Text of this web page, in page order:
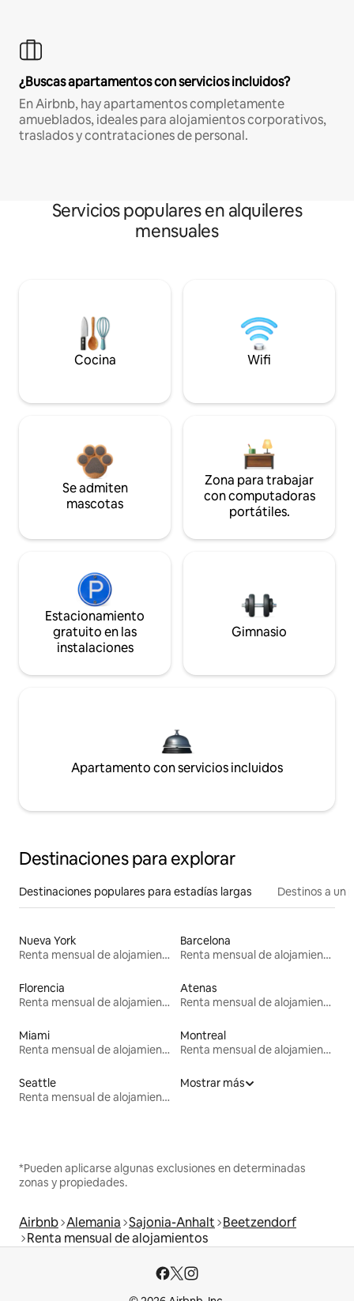
¿Buscas apartamentos con servicios incluidos?
En Airbnb, hay apartamentos completamente
amueblados, ideales para alojamientos corporativos,
traslados y contrataciones de personal.
Servicios populares en alquileres
mensuales
Cocina Wifi
Se admiten
mascotas
Zona para trabajar
con computadoras
portátiles.
Estacionamiento
gratuito en las
instalaciones
Gimnasio
Apartamento con servicios incluidos
Destinaciones para explorar
Destinaciones populares para estadías largas Destinos a un
Nueva York
Renta mensual de alojamientos
Barcelona
Renta mensual de alojamientos
Florencia
Renta mensual de alojamientos
Atenas
Renta mensual de alojamientos
Miami
Renta mensual de alojamientos
Montreal
Renta mensual de alojamientos
Seattle
Renta mensual de alojamientos
Mostrar más
*Pueden aplicarse algunas exclusiones en determinadas
zonas y propiedades.
Airbnb Alemania Sajonia-Anhalt Beetzendorf
Renta mensual de alojamientos